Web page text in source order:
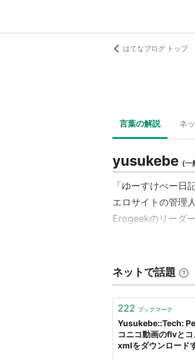
はてなブログ トップ
言葉の解説 ネ
yusukebe (一
「ゆーすけべー日
エロサイトの管理人
Erogeekのリーダー
ネットで話題
222 ブックマーク
Yusukebe::Tech:
コニコ動画のflvとコ
xmlをダウンロード